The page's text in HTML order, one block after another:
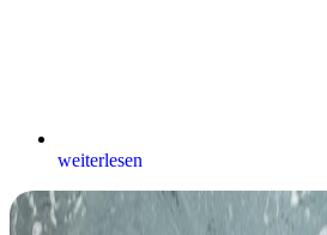
weiterlesen